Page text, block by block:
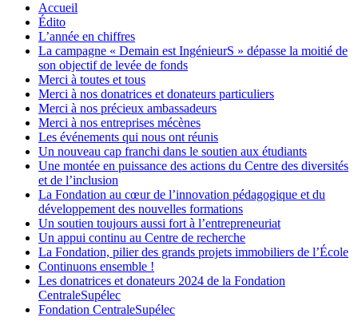
Accueil
Édito
L’année en chiffres
La campagne « Demain est IngénieurS » dépasse la moitié de
son objectif de levée de fonds
Merci à toutes et tous
Merci à nos donatrices et donateurs particuliers
Merci à nos précieux ambassadeurs
Merci à nos entreprises mécènes
Les événements qui nous ont réunis
Un nouveau cap franchi dans le soutien aux étudiants
Une montée en puissance des actions du Centre des diversités
et de l’inclusion
La Fondation au cœur de l’innovation pédagogique et du
développement des nouvelles formations
Un soutien toujours aussi fort à l’entrepreneuriat
Un appui continu au Centre de recherche
La Fondation, pilier des grands projets immobiliers de l’École
Continuons ensemble !
Les donatrices et donateurs 2024 de la Fondation
CentraleSupélec
Fondation CentraleSupélec